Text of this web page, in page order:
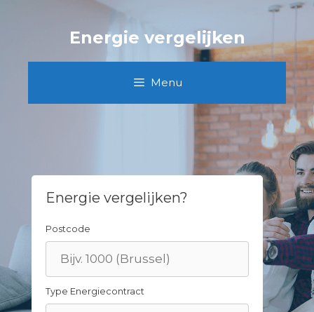
Energie vergelijken
Menu
Energie vergelijken?
Postcode
Type Energiecontract